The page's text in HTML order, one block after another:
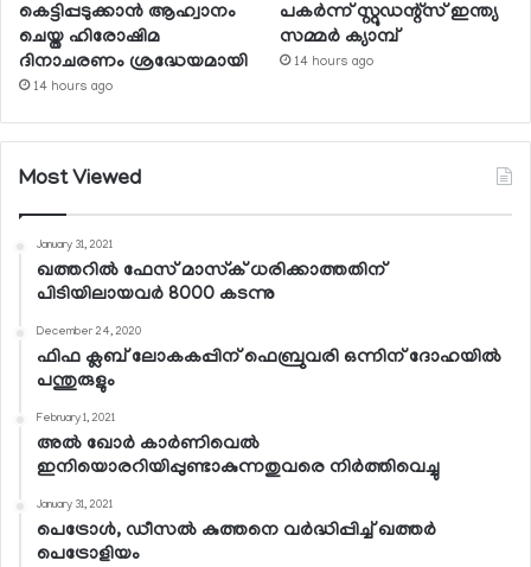
കെട്ടിപ്പടുക്കാന്‍ ആഹ്വാനം
ചെയ്ത ഹിരോഷിമ
ദിനാചരണം ശ്രദ്ധേയമായി
14 hours ago
പകര്‍ന്ന് സ്റ്റുഡന്റ്‌സ് ഇന്ത്യ
സമ്മര്‍ ക്യാമ്പ്
14 hours ago
Most Viewed
January 31, 2021
ഖത്തറില്‍ ഫേസ് മാസ്‌ക് ധരിക്കാത്തതിന്
പിടിയിലായവര്‍ 8000 കടന്നു
December 24, 2020
ഫിഫ ക്ലബ് ലോകകപ്പിന് ഫെബ്രുവരി ഒന്നിന് ദോഹയില്‍
പന്തുരുളും
February 1, 2021
അല്‍ ഖോര്‍ കാര്‍ണിവെല്‍
ഇനിയൊരറിയിപ്പുണ്ടാകുന്നതുവരെ നിര്‍ത്തിവെച്ചു
January 31, 2021
പെട്രോള്‍, ഡീസല്‍ കുത്തനെ വര്‍ദ്ധിപ്പിച്ച് ഖത്തര്‍
പെട്രോളിയം